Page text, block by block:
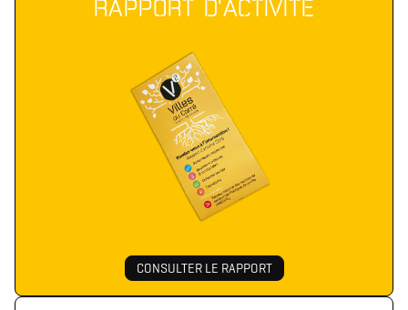
RAPPORT D'ACTIVITÉ
CONSULTER LE RAPPORT